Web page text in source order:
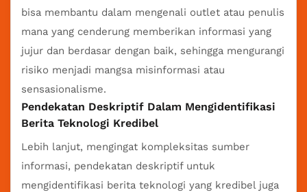
bisa membantu dalam mengenali outlet atau penulis
mana yang cenderung memberikan informasi yang
jujur ​​dan berdasar dengan baik, sehingga mengurangi
risiko menjadi mangsa misinformasi atau
sensasionalisme.
Pendekatan Deskriptif Dalam Mengidentifikasi
Berita Teknologi Kredibel
Lebih lanjut, mengingat kompleksitas sumber
informasi, pendekatan deskriptif untuk
mengidentifikasi berita teknologi yang kredibel juga